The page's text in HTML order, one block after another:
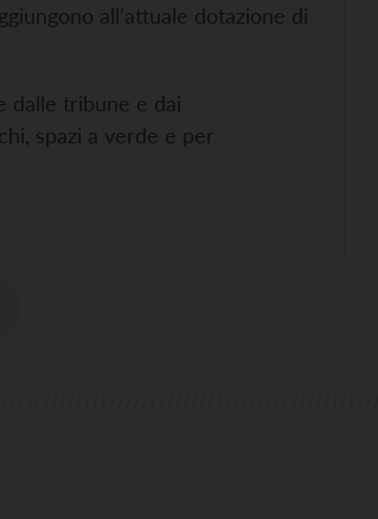
all’attuale dotazione di
dalle tribune e dai
spazi a verde e per